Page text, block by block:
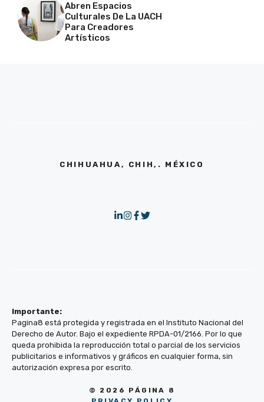
Abren Espacios
Culturales De La UACH
Para Creadores
Artísticos
CHIHUAHUA, CHIH,. MÉXICO
Importante:
Pagina8 está protegida y registrada en el Instituto Nacional del
Derecho de Autor. Bajo el expediente RPDA-01/2166. Por lo que
queda prohibida la reproducción total o parcial de los servicios
publicitarios e informativos y gráficos en cualquier forma, sin
autorización expresa por escrito.
© 2026 PÁGINA 8